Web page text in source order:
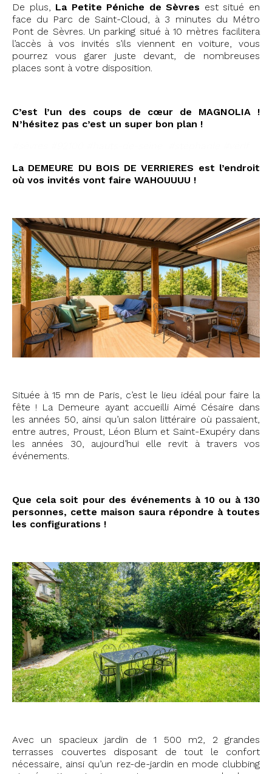
De plus, La Petite Péniche de Sèvres est situé en
face du Parc de Saint-Cloud, à 3 minutes du Métro
Pont de Sèvres. Un parking situé à 10 mètres facilitera
l’accès à vos invités s’ils viennent en voiture, vous
pourrez vous garer juste devant, de nombreuses
places sont à votre disposition.
C’est l’un des coups de cœur de MAGNOLIA !
N’hésitez pas c’est un super bon plan !
La DEMEURE DU BOIS DE VERRIERES est l’endroit
où vos invités vont faire WAHOUUUU !
Située à 15 mn de Paris, c’est le lieu idéal pour faire la
fête ! La Demeure ayant accueilli Aimé Césaire dans
les années 50, ainsi qu’un salon littéraire où passaient,
entre autres, Proust, Léon Blum et Saint-Exupéry dans
les années 30, aujourd’hui elle revit à travers vos
événements.
Que cela soit pour des événements à 10 ou à 130
personnes, cette maison saura répondre à toutes
les configurations !
Avec un spacieux jardin de 1 500 m2, 2 grandes
terrasses couvertes disposant de tout le confort
nécessaire, ainsi qu’un rez-de-jardin en mode clubbing